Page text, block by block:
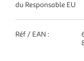
du Responsable EU
Réf / EAN :